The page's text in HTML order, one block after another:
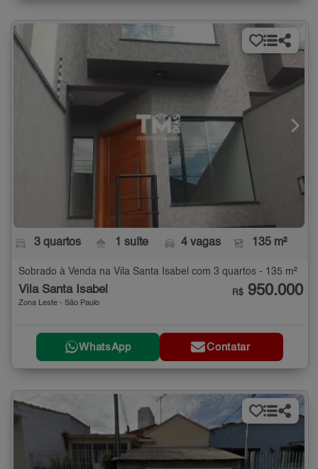
3 quartos 1 suíte 4 vagas 135 m²
Sobrado à Venda na Vila Santa Isabel com 3 quartos - 135 m²
Vila Santa Isabel
Zona Leste - São Paulo
R$ 950.000
WhatsApp Contatar